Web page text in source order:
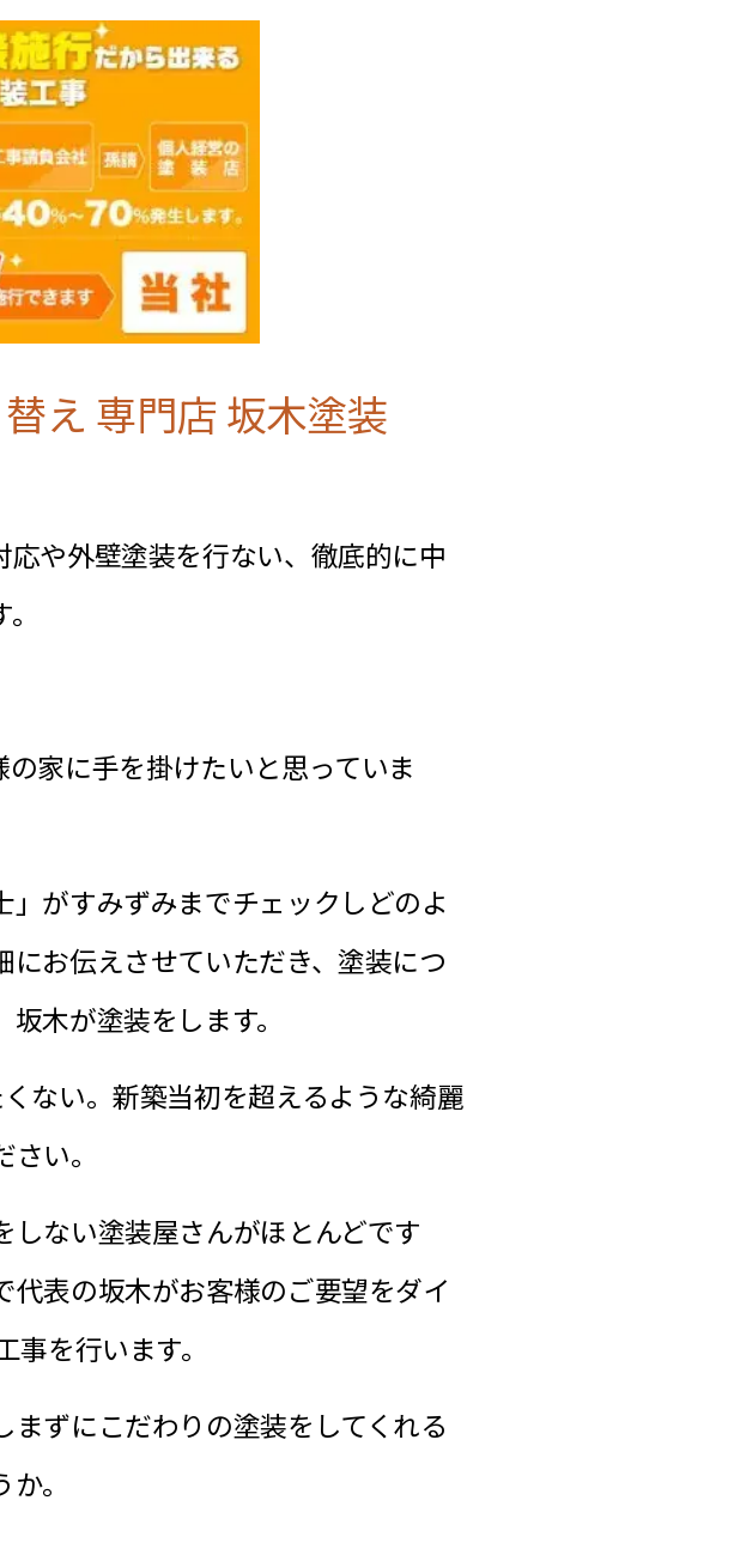
え 専門店 坂木塗装
や外壁塗装を行ない、徹底的に中
家に手を掛けたいと思っていま
がすみずみまでチェックしどのよ
お伝えさせていただき、塗装につ
木が塗装をします。
ない。新築当初を超えるような綺麗
い。
ない塗装屋さんがほとんどです
表の坂木がお客様のご要望をダイ
を行います。
ずにこだわりの塗装をしてくれる
。